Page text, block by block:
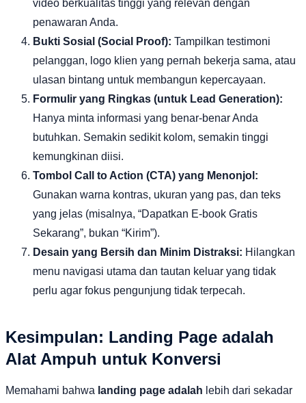
video berkualitas tinggi yang relevan dengan
penawaran Anda.
Bukti Sosial (Social Proof): Tampilkan testimoni
pelanggan, logo klien yang pernah bekerja sama, atau
ulasan bintang untuk membangun kepercayaan.
Formulir yang Ringkas (untuk Lead Generation):
Hanya minta informasi yang benar-benar Anda
butuhkan. Semakin sedikit kolom, semakin tinggi
kemungkinan diisi.
Tombol Call to Action (CTA) yang Menonjol:
Gunakan warna kontras, ukuran yang pas, dan teks
yang jelas (misalnya, “Dapatkan E-book Gratis
Sekarang”, bukan “Kirim”).
Desain yang Bersih dan Minim Distraksi: Hilangkan
menu navigasi utama dan tautan keluar yang tidak
perlu agar fokus pengunjung tidak terpecah.
Kesimpulan: Landing Page adalah
Alat Ampuh untuk Konversi
Memahami bahwa landing page adalah lebih dari sekadar